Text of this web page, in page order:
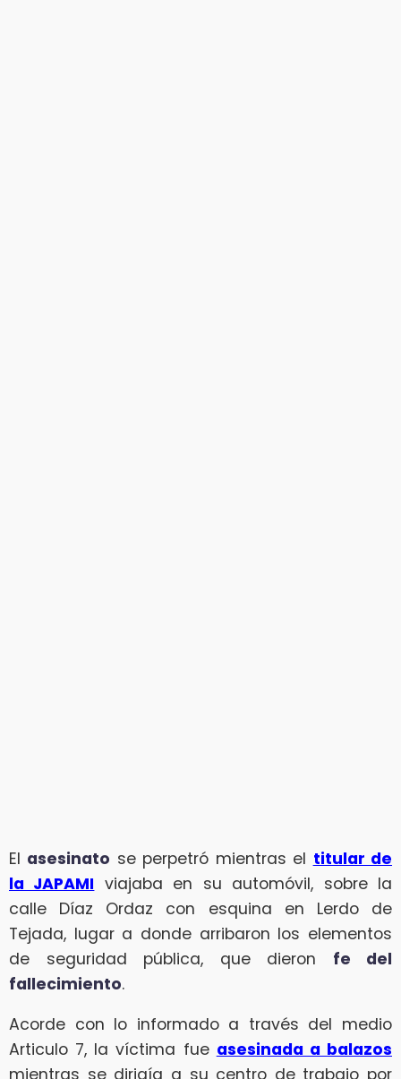
El asesinato se perpetró mientras el titular de
la JAPAMI viajaba en su automóvil, sobre la
calle Díaz Ordaz con esquina en Lerdo de
Tejada, lugar a donde arribaron los elementos
de seguridad pública, que dieron fe del
fallecimiento.
Acorde con lo informado a través del medio
Articulo 7, la víctima fue asesinada a balazos